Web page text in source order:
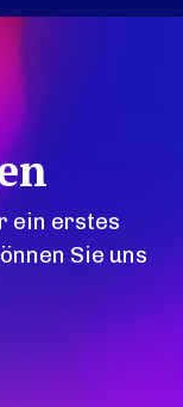
ein erstes
Sie uns